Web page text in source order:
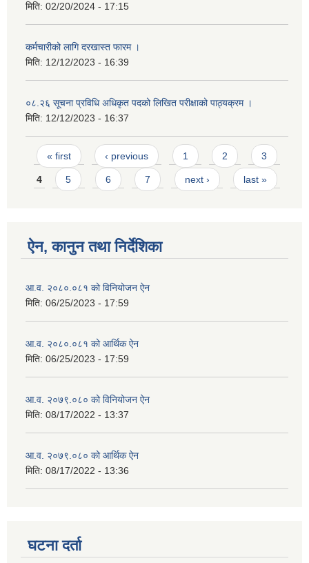
मिति: 02/20/2024 - 17:15
कर्मचारीको लागि दरखास्त फारम ।
मिति: 12/12/2023 - 16:39
०८.२६ सूचना प्रविधि अधिकृत पदको लिखित परीक्षाको पाठ्यक्रम ।
मिति: 12/12/2023 - 16:37
Pages
« first ‹ previous 1 2 3
4 5 6 7 next › last »
ऐन, कानुन तथा निर्देशिका
आ.व. २०८०.०८१ को विनियोजन ऐन
मिति: 06/25/2023 - 17:59
आ.व. २०८०.०८१ को आर्थिक ऐन
मिति: 06/25/2023 - 17:59
आ.व. २०७९.०८० को विनियोजन ऐन
मिति: 08/17/2022 - 13:37
आ.व. २०७९.०८० को आर्थिक ऐन
मिति: 08/17/2022 - 13:36
घटना दर्ता